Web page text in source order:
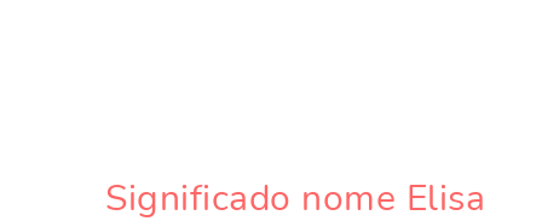
Significado nome Elisa